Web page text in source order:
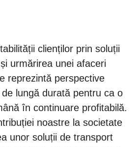
clienților prin soluții
urmărirea unei afaceri
reprezintă perspective
lungă durată pentru ca o
în continuare profitabilă.
noastre la societate
unor soluții de transport